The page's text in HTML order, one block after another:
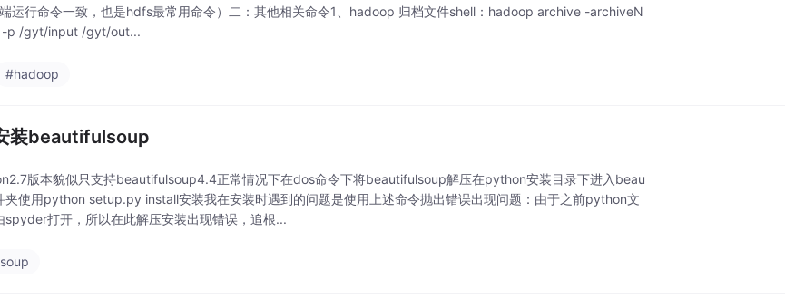
端运行命令一致，也是hdfs最常用命令）二：其他相关命令1、hadoop 归档文件shell：hadoop archive -archiveN
-p /gyt/input /gyt/out...
#hadoop
装beautifulsoup
版本貌似只支持beautifulsoup4.4正常情况下在dos命令下将beautifulsoup解压在python安装目录下进入beau
使用python setup.py install安装我在安装时遇到的问题是使用上述命令抛出错误出现问题：由于之前python文
spyder打开，所以在此解压安装出现错误，追根...